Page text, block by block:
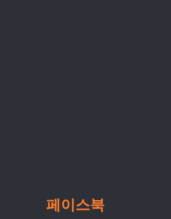
페이스북